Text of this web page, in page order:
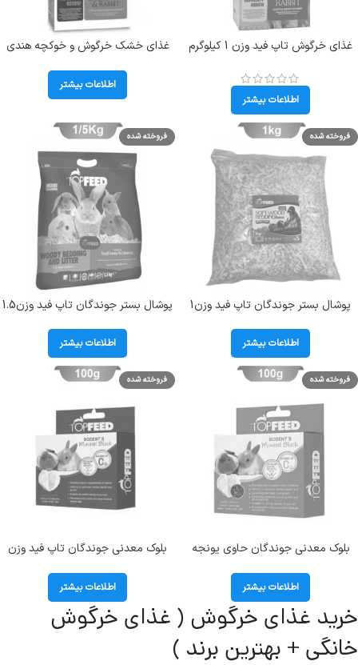
غذای خرگوش تاپ فید وزن 1 کیلوگرم
اطلاعات بیشتر
غذای خشک خرگوش و خوکچه هندی
Guinea Pig & Rabbit
اطلاعات بیشتر
فروخته شده
پوشال بستر جوندگان تاپ فید وزن1
اطلاعات بیشتر
فروخته شده
پوشال بستر جوندگان تاپ فید وزن1.5
اطلاعات بیشتر
فروخته شده
بلوک معدنی جوندگان حاوی یونجه
اطلاعات بیشتر
فروخته شده
بلوک معدنی جوندگان تاپ فید وزن
اطلاعات بیشتر
خرید غذای خرگوش ( غذای خرگوش
خانگی + بهترین برند )